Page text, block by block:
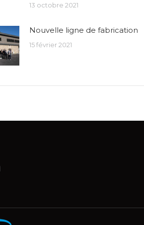
13 octobre 2021
Nouvelle ligne de fabrication
15 février 2021